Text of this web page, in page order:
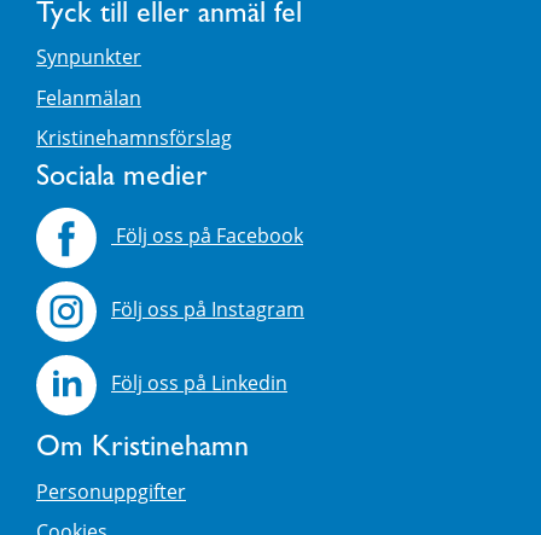
Tyck till eller anmäl fel
Synpunkter
Felanmälan
Kristinehamnsförslag
Sociala medier
Följ oss på Facebook
Följ oss på Instagram
Följ oss på Linkedin
Om Kristinehamn
Personuppgifter